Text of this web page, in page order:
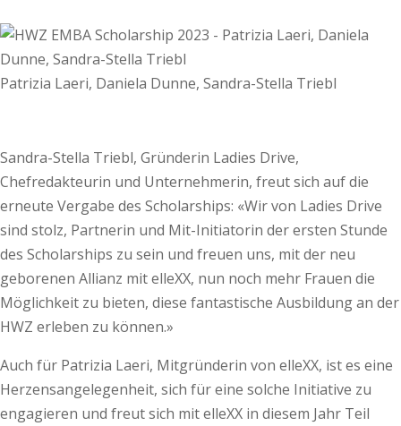
Patrizia Laeri, Daniela Dunne, Sandra-Stella Triebl
Sandra-Stella Triebl, Gründerin Ladies Drive,
Chefredakteurin und Unternehmerin, freut sich auf die
erneute Vergabe des Scholarships: «Wir von Ladies Drive
sind stolz, Partnerin und Mit-Initiatorin der ersten Stunde
des Scholarships zu sein und freuen uns, mit der neu
geborenen Allianz mit elleXX, nun noch mehr Frauen die
Möglichkeit zu bieten, diese fantastische Ausbildung an der
HWZ erleben zu können.»
Auch für Patrizia Laeri, Mitgründerin von elleXX, ist es eine
Herzensangelegenheit, sich für eine solche Initiative zu
engagieren und freut sich mit elleXX in diesem Jahr Teil